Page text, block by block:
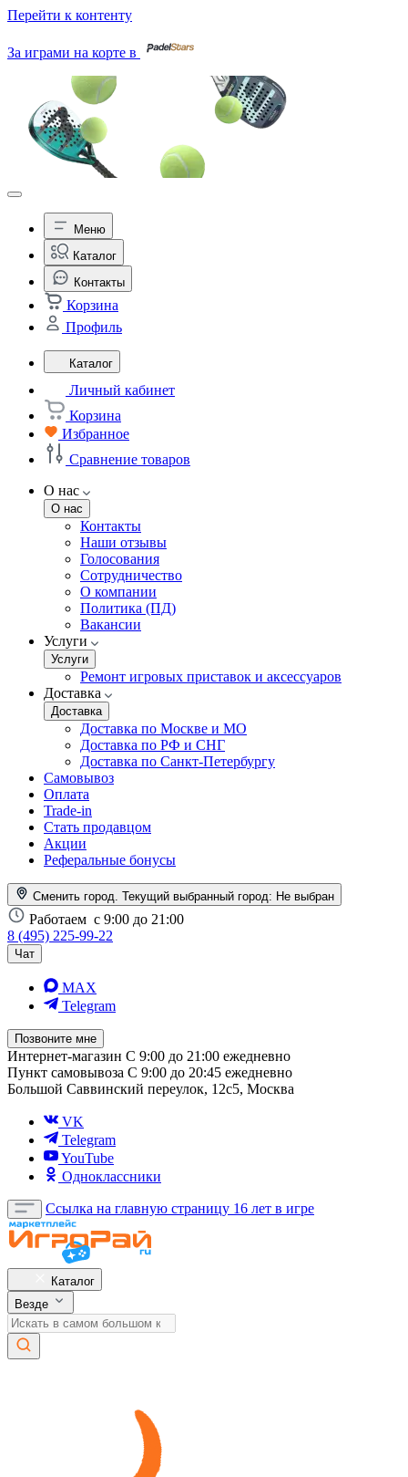
Перейти к контенту
За играми на корте в
Меню
Каталог
Контакты
Корзина
Профиль
Каталог
Личный кабинет
Корзина
Избранное
Сравнение товаров
О нас
О нас
Контакты
Наши отзывы
Голосования
Сотрудничество
О компании
Политика (ПД)
Вакансии
Услуги
Услуги
Ремонт игровых приставок и аксессуаров
Доставка
Доставка
Доставка по Москве и МО
Доставка по РФ и СНГ
Доставка по Санкт-Петербургу
Самовывоз
Оплата
Trade-in
Стать продавцом
Акции
Реферальные бонусы
Сменить город. Текущий выбранный город: Не выбран
Работаем с 9:00 до 21:00
8 (495) 225-99-22
Чат
MAX
Telegram
Позвоните мне
Интернет-магазин С 9:00 до 21:00 ежедневно
Пункт самовывоза С 9:00 до 20:45 ежедневно
Большой Саввинский переулок, 12с5, Москва
VK
Telegram
YouTube
Одноклассники
Ссылка на главную страницу 16 лет в игре
Каталог
Везде